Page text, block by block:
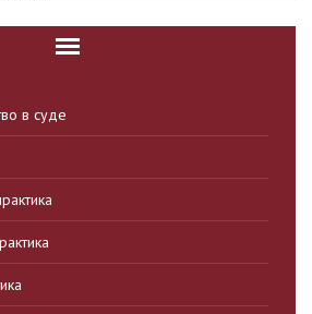
в суде